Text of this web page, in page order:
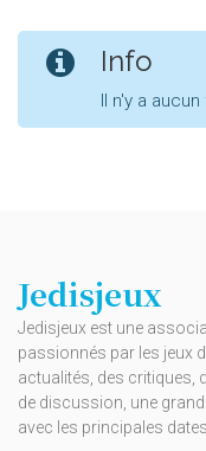
Info
Il n'y a aucun
Jedisjeux
Jedisjeux est une
passionnés par les jeux
actualités, des critiques,
de discussion, une
avec les principales